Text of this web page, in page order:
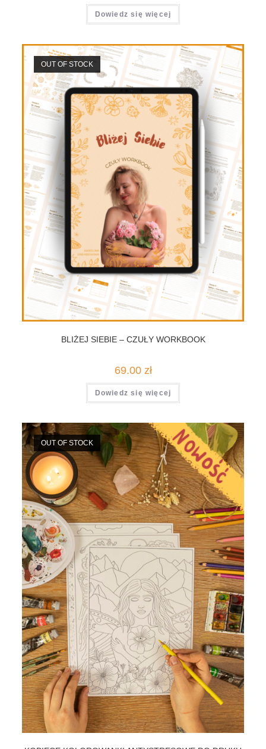
Dowiedz się więcej
OUT OF STOCK
BLIŻEJ SIEBIE – CZUŁY WORKBOOK
69.00 zł
Dowiedz się więcej
OUT OF STOCK